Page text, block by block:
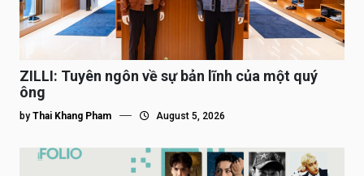
ZILLI: Tuyên ngôn về sự bản lĩnh của một quý
ông
by Thai Khang Pham August 5, 2026